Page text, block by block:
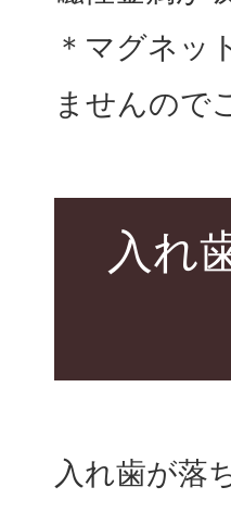
＊マグネッ
ませんので
入れ
入れ歯が落